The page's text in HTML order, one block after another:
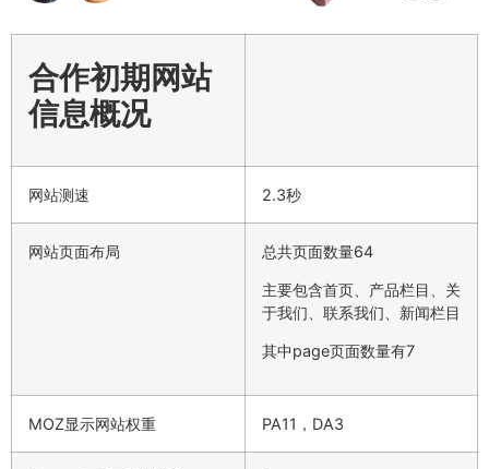
合作初期网站
信息概况
网站测速 2.3秒
网站页面布局 总共页面数量64
主要包含首页、产品栏目、关
于我们、联系我们、新闻栏目
其中page页面数量有7
MOZ显示网站权重 PA11，DA3